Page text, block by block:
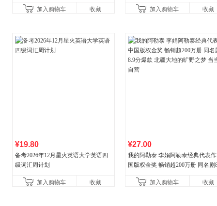
加入购物车 收藏 加入购物车 收藏
¥19.80
备考2026年12月星火英语大学英语四
级词汇周计划
加入购物车 收藏
¥27.00
我的阿勒泰 李娟阿勒泰经典代表
国版权金奖 畅销超200万册 同名剧
加入购物车
收藏